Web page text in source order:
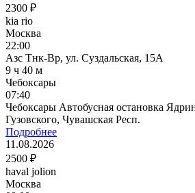
2300 ₽
kia rio
Москва
22:00
Азс Тнк-Вр, ул. Суздальская, 15А
9 ч 40 м
Чебоксары
07:40
Чебоксары Автобусная остановка
Гузовского, Чувашская Респ.
Подробнее
11.08.2026
2500 ₽
haval jolion
Москва